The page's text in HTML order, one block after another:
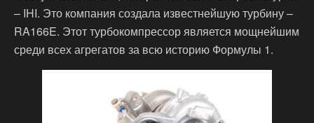
– IHI. Это компания создала известнейшую турбину –
RA166E. Этот турбокомпрессор является мощнейшим
среди всех агрегатов за всю историю Формулы 1.